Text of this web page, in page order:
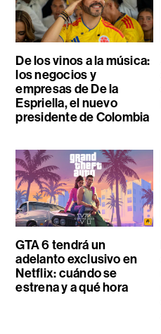
De los vinos a la música:
los negocios y
empresas de De la
Espriella, el nuevo
presidente de Colombia
GTA 6 tendrá un
adelanto exclusivo en
Netflix: cuándo se
estrena y a qué hora